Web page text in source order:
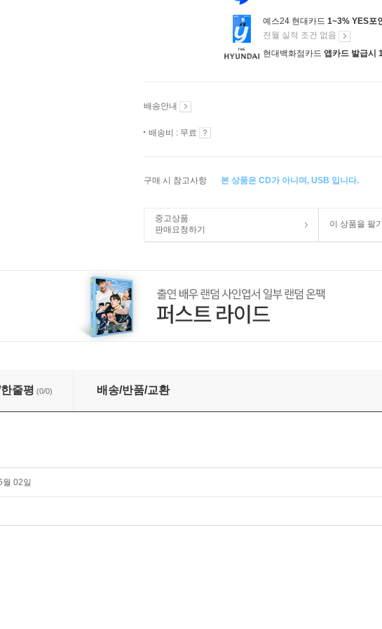
예스24 현대카드 1~3% YES포
전월 실적 조건 없음
현대백화점카드 앱카드 발급시
배송안내
배송비 : 무료
구매 시 참고사항 본 상품은 CD가 아니며, USB 입니다.
중고상품
판매요청하기
이 상품을 팔기
늠 : 전통과 현대적 해석
줄평 (0/0) 배송/반품/교환
02일